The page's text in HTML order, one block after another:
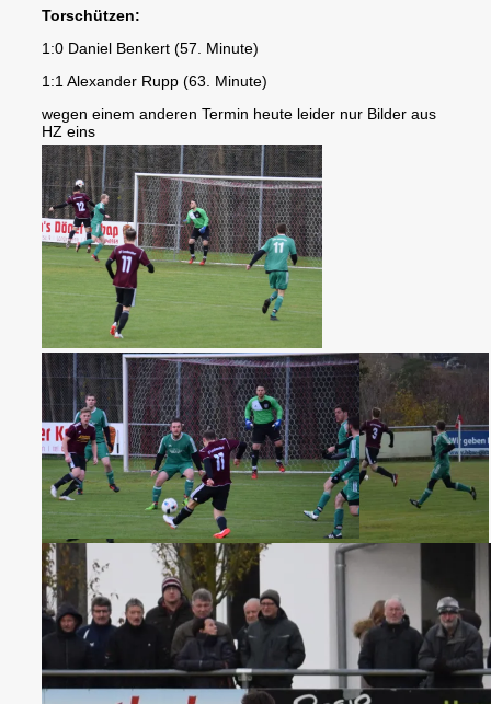
Torschützen:
1:0 Daniel Benkert (57. Minute)
1:1 Alexander Rupp (63. Minute)
wegen einem anderen Termin heute leider nur Bilder aus
HZ eins